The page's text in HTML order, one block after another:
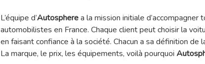
L’équipe d’Autospherea la mission initiale d’accompagner
automobilistes en France. Chaque client peut choisir la
en faisant confiance à la société. Chacun a sa définition de
La marque, le prix, les équipements, voilà pourquoi